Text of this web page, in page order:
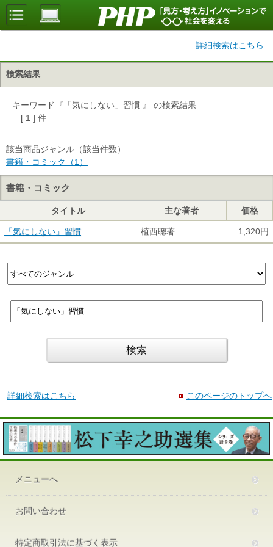
詳細検索はこちら
検索結果
キーワード『「気にしない」習慣 』 の検索結果
[ 1 ] 件
該当商品ジャンル（該当件数）
書籍・コミック（1）
書籍・コミック
タイトル 主な著者 価格
「気にしない」習慣 植西聰著 1,320円
詳細検索はこちら このページのトップへ
メニューへ
お問い合わせ
特定商取引法に基づく表示